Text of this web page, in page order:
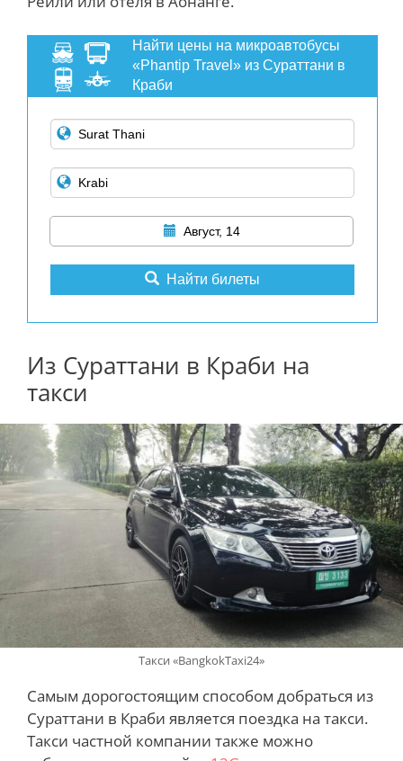
Найти цены на микроавтобусы
«Phantip Travel» из Сураттани в
Краби
Август, 14
Найти билеты
Из Сураттани в Краби на
такси
Такси «BangkokTaxi24»
Самым дорогостоящим способом добраться из
Сураттани в Краби является поездка на такси.
Такси частной компании также можно